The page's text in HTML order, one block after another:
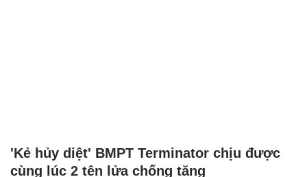
'Kẻ hủy diệt' BMPT Terminator chịu được
cùng lúc 2 tên lửa chống tăng